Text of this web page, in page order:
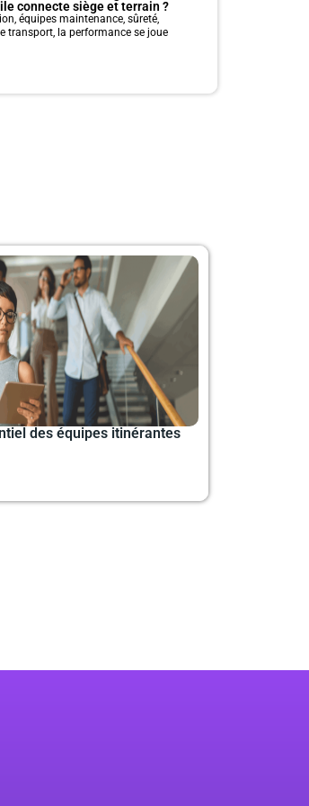
connecte siège et terrain ?
équipes maintenance, sûreté,
transport, la performance se joue
des équipes itinérantes